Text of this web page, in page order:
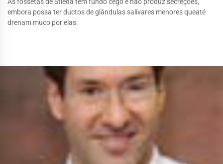
embora possa ter ductos de glândulas salivares menores queaté
drenam muco por elas.